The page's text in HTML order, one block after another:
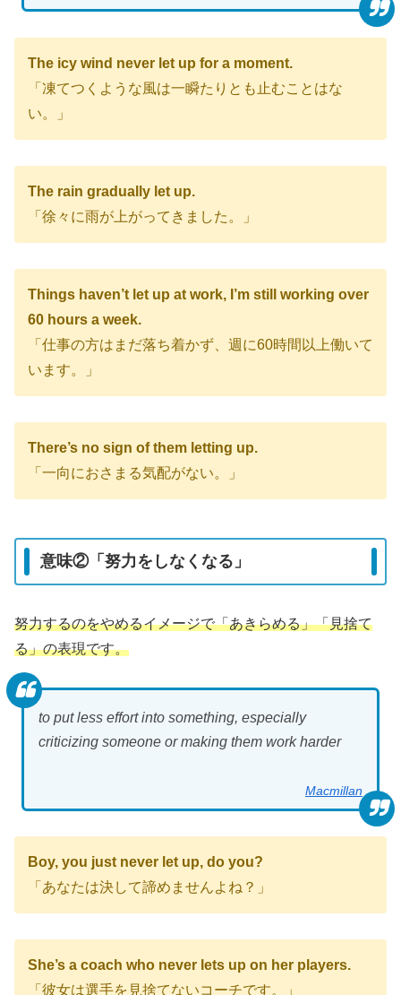
The icy wind never let up for a moment.
「凍てつくような風は一瞬たりとも止むことはな
い。」
The rain gradually let up.
「徐々に雨が上がってきました。」
Things haven’t let up at work, I’m still working over
60 hours a week.
「仕事の方はまだ落ち着かず、週に60時間以上働いて
います。」
There’s no sign of them letting up.
「一向におさまる気配がない。」
意味②「努力をしなくなる」
努力するのをやめるイメージで「あきらめる」「見捨て
る」の表現です。
to put less effort into something, especially
criticizing someone or making them work harder
Macmillan
Boy, you just never let up, do you?
「あなたは決して諦めませんよね？」
She’s a coach who never lets up on her players.
「彼女は選手を見捨てないコーチです。」